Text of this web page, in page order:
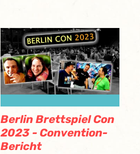
Berlin Brettspiel Con
2023 - Convention-
Bericht